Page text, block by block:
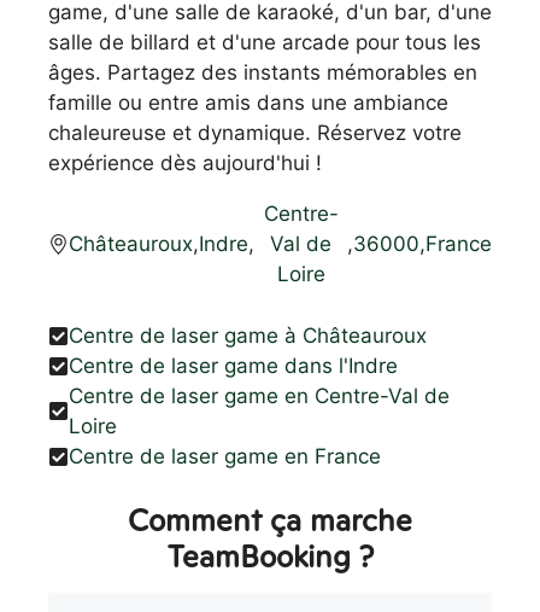
game, d'une salle de karaoké, d'un bar, d'une
salle de billard et d'une arcade pour tous les
âges. Partagez des instants mémorables en
famille ou entre amis dans une ambiance
chaleureuse et dynamique. Réservez votre
expérience dès aujourd'hui !
Châteauroux,Indre,
Centre-
Val de
Loire
,36000,France
Centre de laser game à Châteauroux
Centre de laser game dans l'Indre
Centre de laser game en Centre-Val de
Loire
Centre de laser game en France
Comment ça marche
TeamBooking ?